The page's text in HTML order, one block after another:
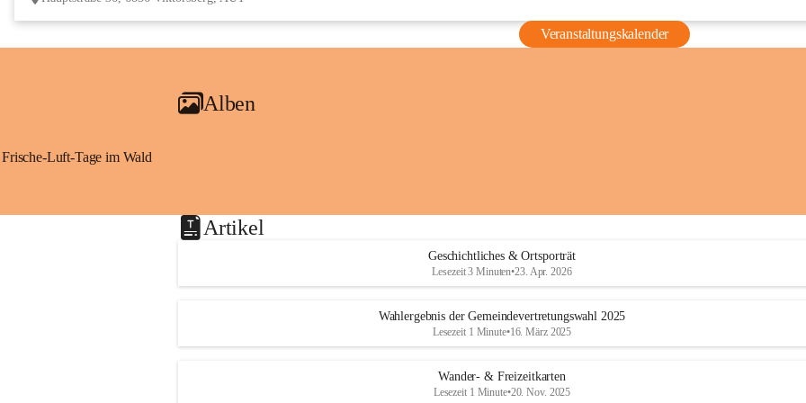
Veranstaltungskalender
Alben
Frische-Luft-Tage im Wald
Artikel
Geschichtliches & Ortsporträt
Lesezeit 3 Minuten•23. Apr. 2026
Wahlergebnis der Gemeindevertretungswahl 2025
Lesezeit 1 Minute•16. März 2025
Wander- & Freizeitkarten
Lesezeit 1 Minute•20. Nov. 2025